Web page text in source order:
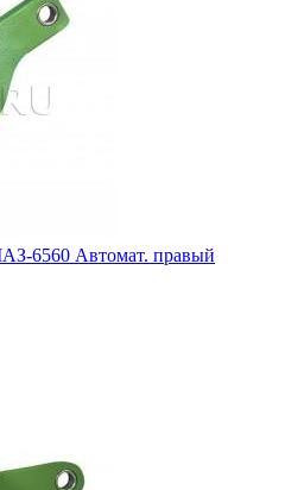
6560 Автомат. правый